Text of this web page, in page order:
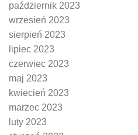
październik 2023
wrzesień 2023
sierpień 2023
lipiec 2023
czerwiec 2023
maj 2023
kwiecień 2023
marzec 2023
luty 2023